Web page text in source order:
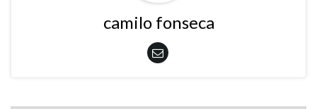
camilo fonseca